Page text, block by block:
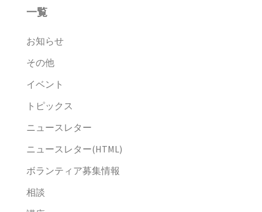
一覧
お知らせ
その他
イベント
トピックス
ニュースレター
ニュースレター(HTML)
ボランティア募集情報
相談